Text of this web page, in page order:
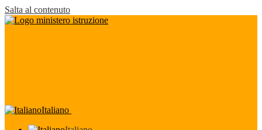
Salta al contenuto
Italiano